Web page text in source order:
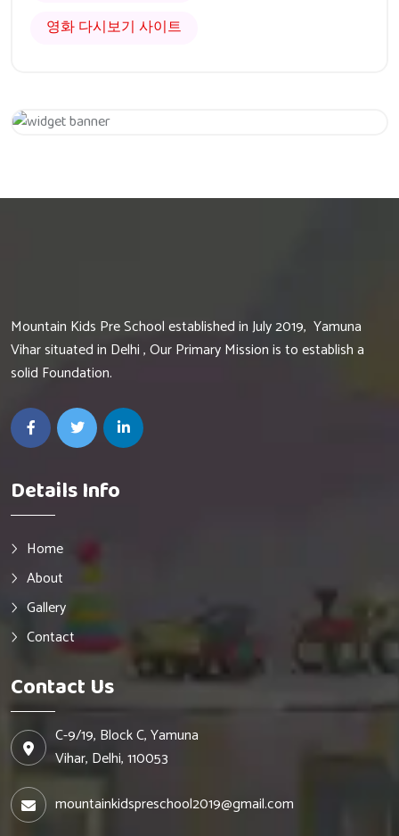
영화 다시보기 사이트
Mountain Kids Pre School established in July 2019, Yamuna
Vihar situated in Delhi , Our Primary Mission is to establish a
solid Foundation.
Details Info
Home
About
Gallery
Contact
Contact Us
C-9/19, Block C, Yamuna
Vihar, Delhi, 110053
mountainkidspreschool2019@gmail.com